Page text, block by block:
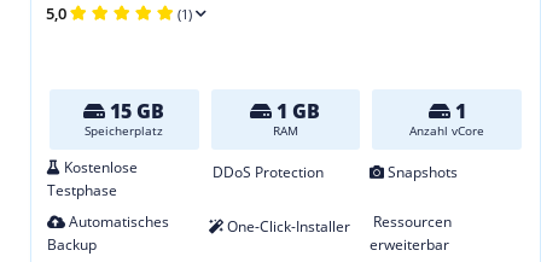
5,0 (1)
15 GB
Speicherplatz
1 GB
RAM
1
Anzahl vCore
Kostenlose
Testphase
DDoS Protection Snapshots
Automatisches
Backup
One-Click-Installer
Ressourcen
erweiterbar